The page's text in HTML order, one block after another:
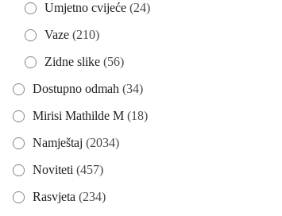
Umjetno cvijeće (24)
Vaze (210)
Zidne slike (56)
Dostupno odmah (34)
Mirisi Mathilde M (18)
Namještaj (2034)
Noviteti (457)
Rasvjeta (234)